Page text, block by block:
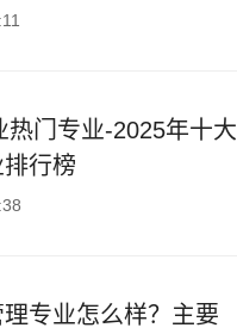
热门专业-2025年十大
行榜
专业怎么样？主要